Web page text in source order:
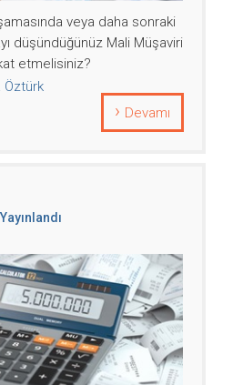
veya daha sonraki
düşündüğünüz Mali Müşaviri
etmelisiniz?
Öztürk
Devamı